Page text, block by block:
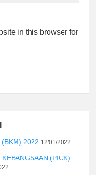
in this browser for
(BKM) 2022 12/01/2022
(PICK)